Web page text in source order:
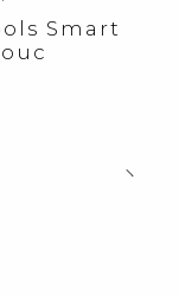
Smart